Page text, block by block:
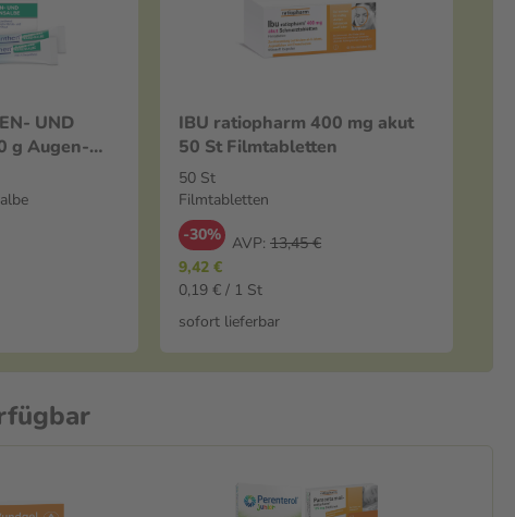
UND
g Augen-
IBU ratiopharm 400 mg akut
50 St Filmtabletten
50 St
Filmtabletten
-30% AVP: 13,45 €
9,42 €
0,19 € / 1 St
sofort lieferbar